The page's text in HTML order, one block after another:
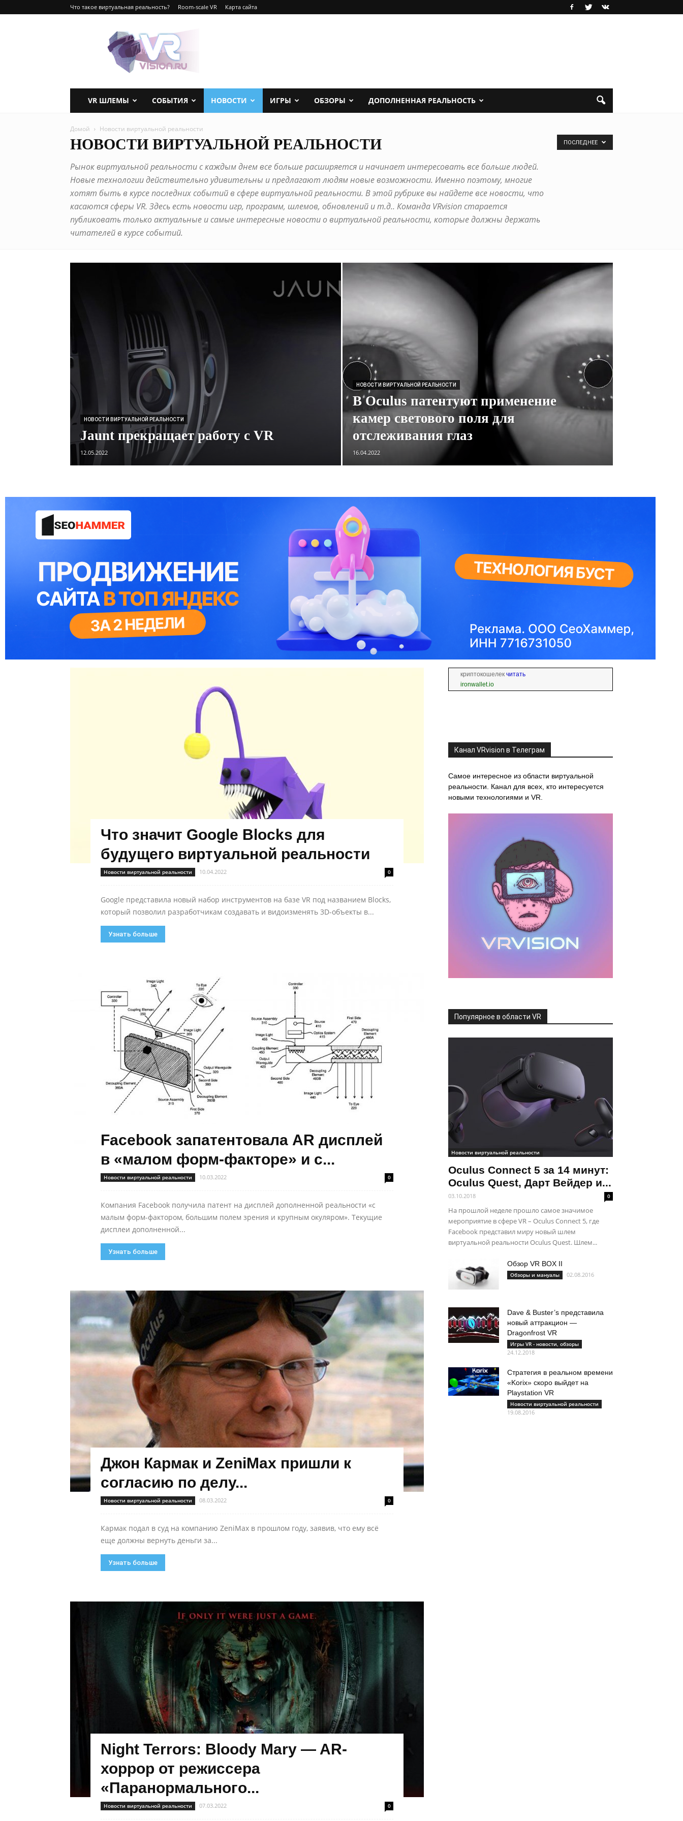
Что такое виртуальная реальность? Room-scale VR Карта сайта
VRvision.ru
VR ШЛЕМЫ СОБЫТИЯ НОВОСТИ ИГРЫ ОБЗОРЫ ДОПОЛНЕННАЯ РЕАЛЬНОСТЬ
Домой Новости виртуальной реальности
НОВОСТИ ВИРТУАЛЬНОЙ РЕАЛЬНОСТИ
Рынок виртуальной реальности с каждым днем все больше расширяется и начинает интересовать все больше людей.
Новые технологии действительно удивительны и предлагают людям новые возможности. Именно поэтому, многие
хотят быть в курсе последних событий в сфере виртуальной реальности. В этой рубрике вы найдете все новости, что
касаются сферы VR. Здесь есть новости игр, программ, шлемов, обновлений и т.д.. Команда VRvision старается
публиковать только актуальные и самые интересные новости о виртуальной реальности, которые должны держать
читателей в курсе событий.
ПОСЛЕДНЕЕ
НОВОСТИ ВИРТУАЛЬНОЙ РЕАЛЬНОСТИ
Jaunt прекращает работу с VR
12.05.2022
НОВОСТИ ВИРТУАЛЬНОЙ РЕАЛЬНОСТИ
В Oculus патентуют применение
камер светового поля для
отслеживания глаз
16.04.2022
Что значит Google Blocks для
будущего виртуальной реальности
Новости виртуальной реальности 10.04.2022 0
Google представила новый набор инструментов на базе VR под названием Blocks,
который позволил разработчикам создавать и видоизменять 3D-объекты в...
Узнать больше
Facebook запатентовала AR дисплей
в «малом форм-факторе» и с...
Новости виртуальной реальности 10.03.2022 0
Компания Facebook получила патент на дисплей дополненной реальности «с
малым форм-фактором, большим полем зрения и крупным окуляром». Текущие
дисплеи дополненной...
Узнать больше
Джон Кармак и ZeniMax пришли к
согласию по делу...
Новости виртуальной реальности 08.03.2022 0
Кармак подал в суд на компанию ZeniMax в прошлом году, заявив, что ему всё
еще должны вернуть деньги за...
Узнать больше
Night Terrors: Bloody Mary — AR-
хоррор от режиссера
«Паранормального...
Новости виртуальной реальности 07.03.2022 0
криптокошелек читать
ironwallet.io
Канал VRvision в Телеграм
Самое интересное из области виртуальной
реальности. Канал для всех, кто интересуется
новыми технологиями и VR.
Популярное в области VR
Новости виртуальной реальности
Oculus Connect 5 за 14 минут:
Oculus Quest, Дарт Вейдер и...
03.10.2018 0
На прошлой неделе прошло самое значимое
мероприятие в сфере VR – Oculus Connect 5, где
Facebook представил миру новый шлем
виртуальной реальности Oculus Quest. Шлем...
Обзор VR BOX II
Обзоры и мануалы 02.08.2016
Dave & Buster’s представила
новый аттракцион —
Dragonfrost VR
Игры VR - новости, обзоры
24.12.2018
Стратегия в реальном времени
«Korix» скоро выйдет на
Playstation VR
Новости виртуальной реальности
19.08.2016